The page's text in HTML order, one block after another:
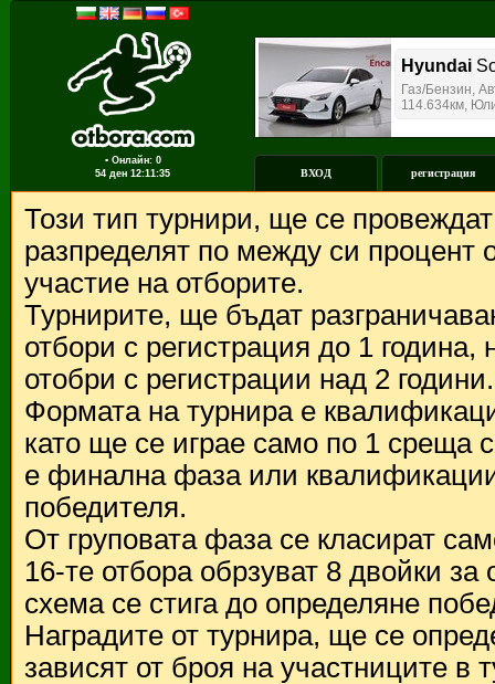
▪ Онлайн: 0
54 ден 12:11:35 ВХОД регистрация
Този тип турнири, ще се
разпределят по между си процент
участие на отборите.
Турнирите, ще бъдат
отбори с регистрация до 1
отобри с регистрации над 2 години.
Формата на турнира е
като ще се играе само по 1 среща
е финална фаза или
победителя.
От груповата фаза се класират
16-те отбора обрзуват 8 двойки
схема се стига до определяне
Наградите от турнира, ще се
зависят от броя на участниците в